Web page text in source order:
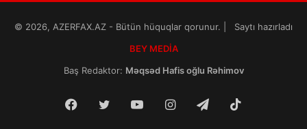
© 2026, AZERFAX.AZ - Bütün hüquqlar qorunur. | Saytı hazırladı
BEY MEDİA
Baş Redaktor: Məqsəd Hafis oğlu Rəhimov
Facebook
TwitterYouTubeInstagram
Telegram